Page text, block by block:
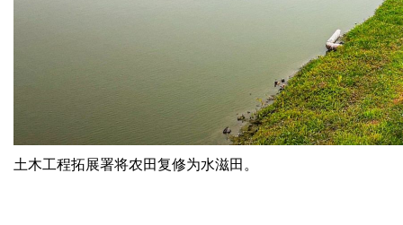
土木工程拓展署将农田复修为水滋田。